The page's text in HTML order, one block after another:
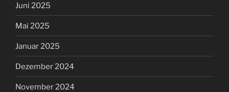
Juni 2025
Mai 2025
Januar 2025
Dezember 2024
November 2024